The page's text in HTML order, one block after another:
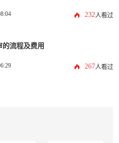
232人看过
流程及费用
267人看过